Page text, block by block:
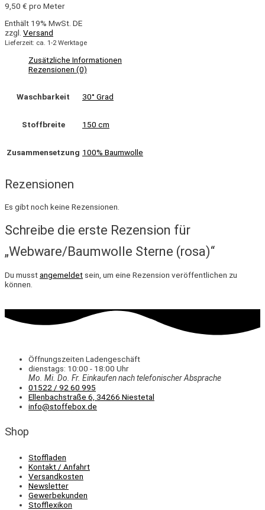
9,50 € pro Meter
Enthält 19% MwSt. DE
zzgl. Versand
Lieferzeit: ca. 1-2 Werktage
Zusätzliche Informationen
Rezensionen (0)
Waschbarkeit 30° Grad
Stoffbreite 150 cm
Zusammensetzung 100% Baumwolle
Rezensionen
Es gibt noch keine Rezensionen.
Schreibe die erste Rezension für
„Webware/Baumwolle Sterne (rosa)“
Du musstangemeldet sein, um eine Rezension veröffentlichen zu
können.
Öffnungszeiten Ladengeschäft
dienstags: 10:00 - 18:00 Uhr
Mo. Mi. Do. Fr. Einkaufennach telefonischer Absprache
01522 / 92 60 995
Ellenbachstraße 6, 34266 Niestetal
info@stoffebox.de
Shop
Stoffladen
Kontakt / Anfahrt
Versandkosten
Newsletter
Gewerbekunden
Stofflexikon